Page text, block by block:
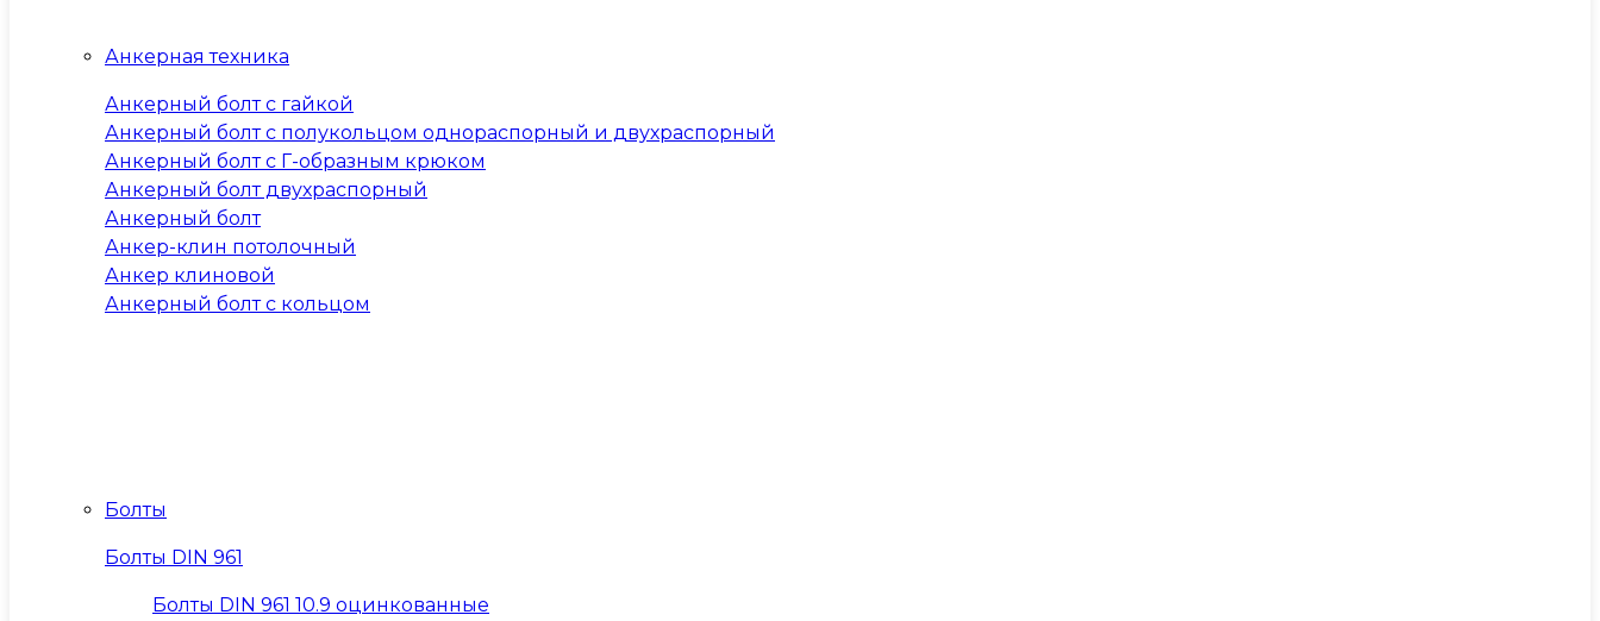
Анкерная техника
Анкерный болт с гайкой
Анкерный болт с полукольцом однораспорный и двухраспорный
Анкерный болт с Г-образным крюком
Анкерный болт двухраспорный
Анкерный болт
Анкер-клин потолочный
Анкер клиновой
Анкерный болт с кольцом
Болты
Болты DIN 961
Болты DIN 961 10.9 оцинкованные